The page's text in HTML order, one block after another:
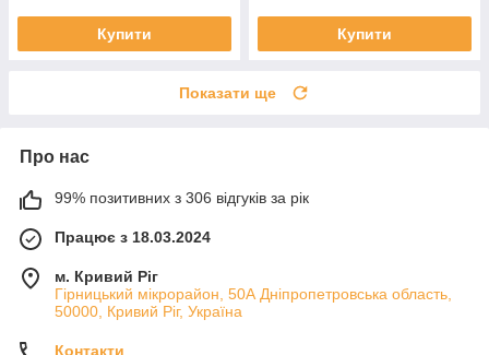
Купити Купити
Показати ще
Про нас
99% позитивних з 306 відгуків за рік
Працює з 18.03.2024
м. Кривий Ріг
Гірницький мікрорайон, 50А Дніпропетровська область,
50000, Кривий Ріг, Україна
Контакти